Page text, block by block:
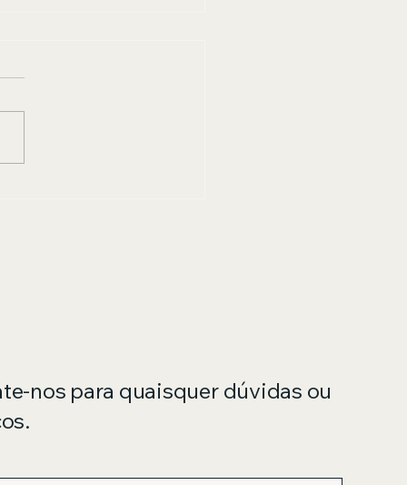
nos para quaisquer dúvidas ou